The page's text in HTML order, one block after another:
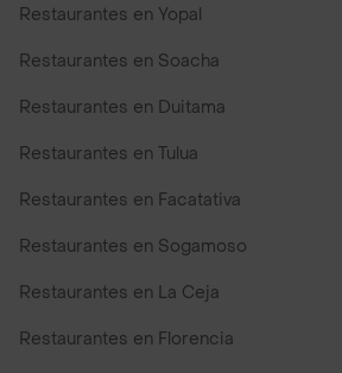
Restaurantes en Yopal
Restaurantes en Soacha
Restaurantes en Duitama
Restaurantes en Tulua
Restaurantes en Facatativa
Restaurantes en Sogamoso
Restaurantes en La Ceja
Restaurantes en Florencia